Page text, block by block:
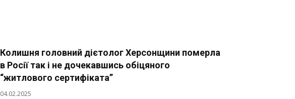
Колишня головний дієтолог Херсонщини померла
в Росії так і не дочекавшись обіцяного
“житлового сертифіката”
04.02.2025